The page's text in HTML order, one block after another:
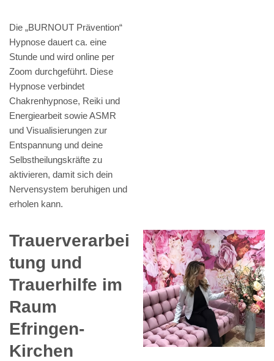
Die „BURNOUT Prävention“
Hypnose dauert ca. eine
Stunde und wird online per
Zoom durchgeführt. Diese
Hypnose verbindet
Chakrenhypnose, Reiki und
Energiearbeit sowie ASMR
und Visualisierungen zur
Entspannung und deine
Selbstheilungskräfte zu
aktivieren, damit sich dein
Nervensystem beruhigen und
erholen kann.
Trauerverarbei
tung und
Trauerhilfe im
Raum
Efringen-
Kirchen